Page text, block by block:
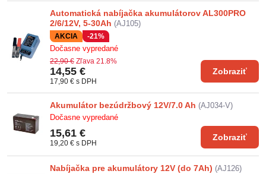
Automatická nabíjačka akumulátorov AL300PRO
2/6/12V, 5-30Ah (AJ105)
AKCIA -21%
Dočasne vypredané
14,55 €
17,90 € s DPH
22,90 € Zľava 21.8%
Zobraziť
Akumulátor bezúdržbový 12V/7.0 Ah (AJ034-V)
Dočasne vypredané
15,61 €
19,20 € s DPH
Zobraziť
Nabíjačka pre akumulátory 12V (do 7Ah) (AJ126)